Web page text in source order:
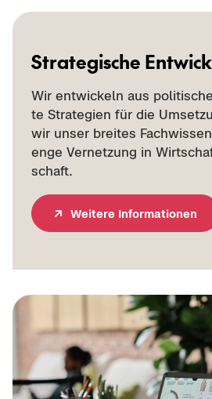
Stra­te­gi­sche
Wir ent­wi­ckeln aus
te Stra­te­gien für die
wir unser brei­tes
enge Ver­net­zung in
schaft.
Wei­te­re In­for­ma­tio­nen